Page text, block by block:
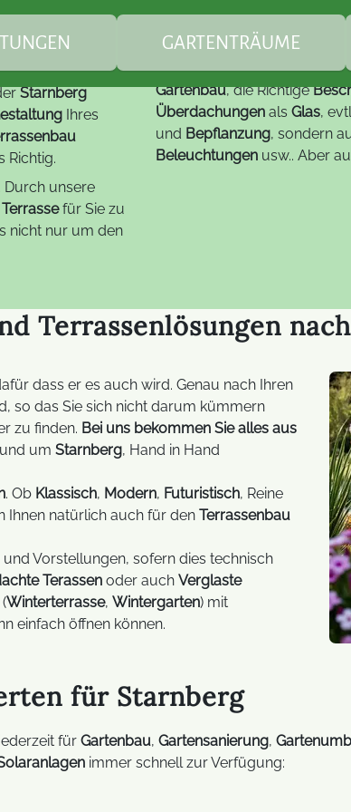
/ Markisen Markisen
Gartenzimmer -
Segel / Schirme
Teichbau
Holzarbeiten
Bauplanung &
Hilfe & Informationen
Trucki-Stick
Fehlerbehebungen zum
Trucki-Stick
FAQ Balkonkraftwerke
GARTENTRÄUME
Starnberg
Starnberg
Ihres
Richtig.
Durch unsere
Terrassefür Sie zu
nicht nur um den
Gartenbau, die Richtige
Überdachungen als Glas,
und Bepflanzung, sondern
Beleuchtungen usw.. Aber
Terrassenlösungen
dass er es auch wird. Genau nach Ihren
so das Sie sich nicht darum kümmern
zu finden. Bei uns bekommen Sie alles aus
um Starnberg, Hand in Hand
. Ob Klassisch, Modern, Futuristisch, Reine
Ihnen natürlich auch für den Terrassenbau
Vorstellungen, sofern dies technisch
Terassen oder auch Verglaste
Winterterrasse, Wintergarten) mit
einfach öffnen können.
für Starnberg
für Gartenbau, Gartensanierung,
immer schnell zur Verfügung: